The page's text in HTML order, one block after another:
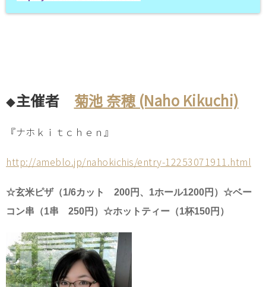
◆主催者 菊池 奈穂 (Naho Kikuchi)
『ナホｋｉｔｃｈｅｎ』
http://ameblo.jp/nahokichis/entry-12253071911.html
☆玄米ピザ（1/6カット 200円 、1ホール1200円 ） ☆ベー
コン串（1串 250円）☆ホットティー（1杯150円）